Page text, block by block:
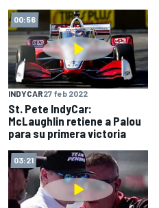
00:56
INDYCAR27 feb 2022
St. Pete IndyCar:
McLaughlin retiene a Palou
para su primera victoria
03:21